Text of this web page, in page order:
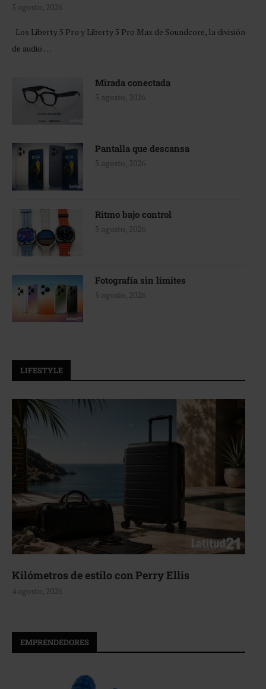
5 agosto, 2026
Los Liberty 5 Pro y Liberty 5 Pro Max de Soundcore, la división
de audio …
Mirada conectada
5 agosto, 2026
Pantalla que descansa
5 agosto, 2026
Ritmo bajo control
5 agosto, 2026
Fotografía sin límites
5 agosto, 2026
LIFESTYLE
Aerie, texturas que fluyen
4 agosto, 2026
EMPRENDEDORES